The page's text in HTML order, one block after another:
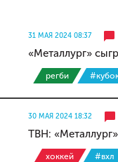
31 МАЯ 2024 08:37
«Металлург»
регби
30 МАЯ 2024 18:32
ТВН:
хоккей #вхл